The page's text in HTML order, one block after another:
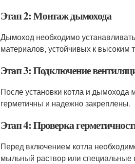
Этап 2: Монтаж дымохода
Дымоход необходимо
материалов, устойчивых к высоким
Этап 3: Подключение
После установки котла и дымохода
герметичны и надежно закреплены.
Этап 4: Проверка
Перед включением котла
мыльный раствор или специальные